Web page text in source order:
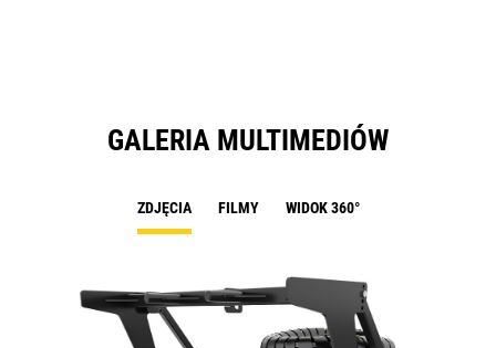
GALERIA MULTIMEDIÓW
ZDJĘCIA FILMY WIDOK 360°